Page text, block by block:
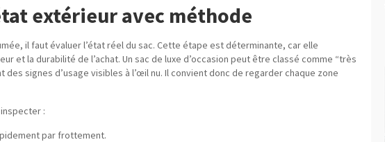
extérieur avec méthode
il faut évaluer l’état réel du sac. Cette étape est déterminante, car elle
et la durabilité de l’achat. Un sac de luxe d’occasion peut être classé comme “très
signes d’usage visibles à l’œil nu. Il convient donc de regarder chaque zone
:
par frottement.